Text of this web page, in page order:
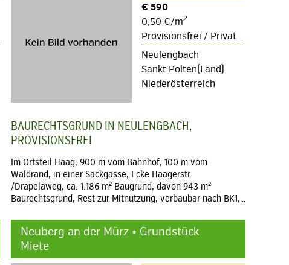
€ 590
0,50 €/m2
Provisionsfrei / Privat
Neulengbach
Sankt Pölten(Land)
Niederösterreich
BAURECHTSGRUND IN NEULENGBACH,
PROVISIONSFREI
Im Ortsteil Haag, 900 m vom Bahnhof, 100 m vom
Waldrand, in einer Sackgasse, Ecke Haagerstr.
/Drapelaweg, ca. 1.186 m² Baugrund, davon 943 m²
Baurechtsgrund, Rest zur Mitnutzung, verbaubar nach BK1,…
Neuberg an der Mürz • Grundstück
Miete